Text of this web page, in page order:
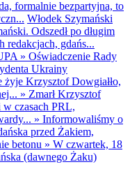
formalnie bezpartyjna, to
Włodek Szymański
Odszedł po długim
redakcjach, gdańs...
» Oświadczenie Rady
Ukrainy
żyje Krzysztof Dowgiałło,
» Zmarł Krzysztof
w czasach PRL,
» Informowaliśmy o
przed Żakiem,
betonu » W czwartek, 18
(dawnego Żaku)